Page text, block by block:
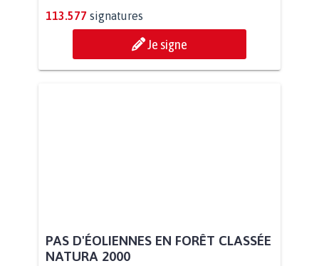
113.577 signatures
Je signe
PAS D'ÉOLIENNES EN FORÊT CLASSÉE
NATURA 2000